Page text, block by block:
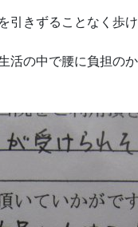
きずることなく歩
活の中で腰に負担の